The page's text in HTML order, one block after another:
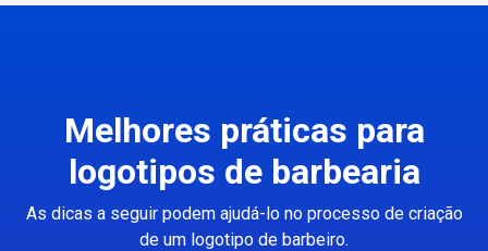
Melhores práticas para
logotipos de barbearia
As dicas a seguir podem ajudá-lo no processo de criação
de um logotipo de barbeiro.